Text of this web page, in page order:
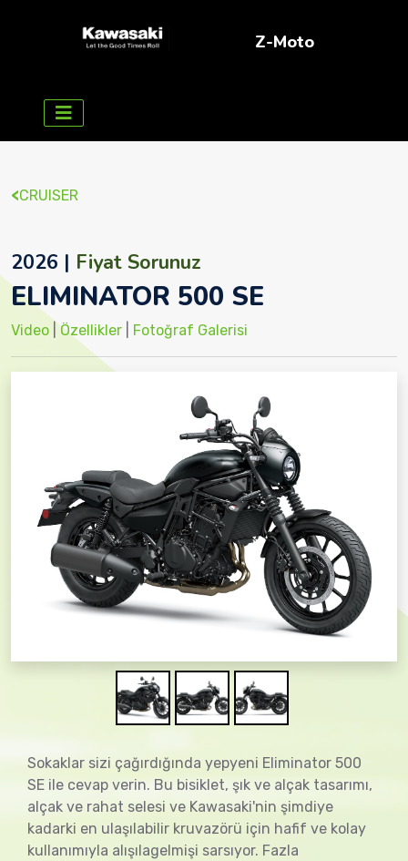
Z-Moto
<CRUISER
2026 | Fiyat Sorunuz
ELIMINATOR 500 SE
Video |Özellikler Fotoğraf Galerisi
Sokaklar sizi çağırdığında yepyeni Eliminator 500
SE ile cevap verin. Bu bisiklet, şık ve alçak tasarımı,
alçak ve rahat selesi ve Kawasaki'nin şimdiye
kadarki en ulaşılabilir kruvazörü için hafif ve kolay
kullanımıyla alışılagelmişi sarsıyor. Fazla